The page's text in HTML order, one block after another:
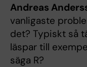
Andreas
vanligaste
det? Typiskt så
läspar till
säga R?